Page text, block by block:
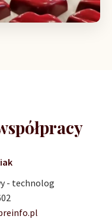
- technolog